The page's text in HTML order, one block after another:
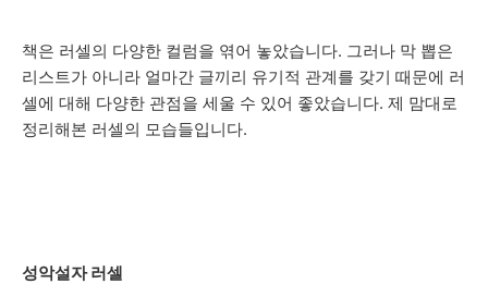
책은 러셀의 다양한 컬럼을 엮어 놓았습니다. 그러나 막 뽑은
리스트가 아니라 얼마간 글끼리 유기적 관계를 갖기 때문에 러
셀에 대해 다양한 관점을 세울 수 있어 좋았습니다. 제 맘대로
정리해본 러셀의 모습들입니다.
성악설자 러셀